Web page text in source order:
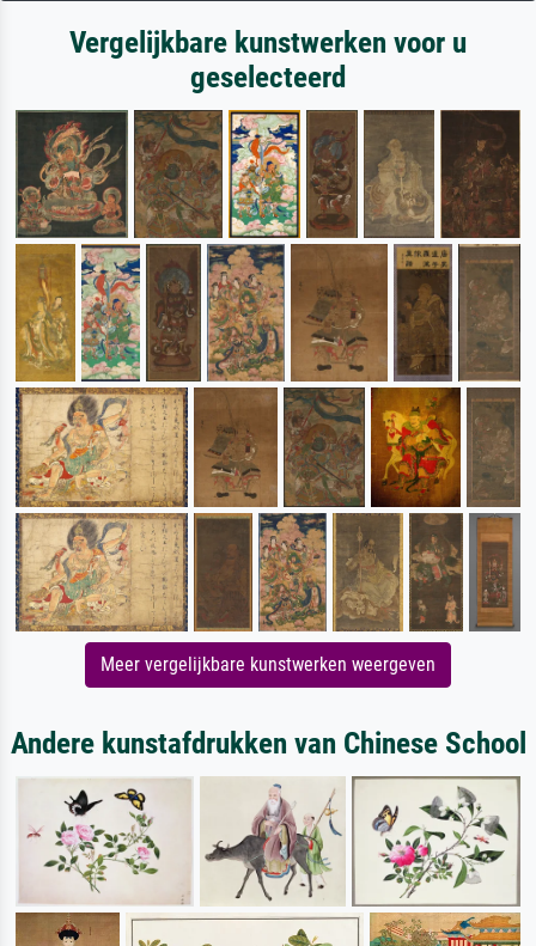
Vergelijkbare kunstwerken voor u
geselecteerd
Meer vergelijkbare kunstwerken weergeven
Andere kunstafdrukken van Chinese School